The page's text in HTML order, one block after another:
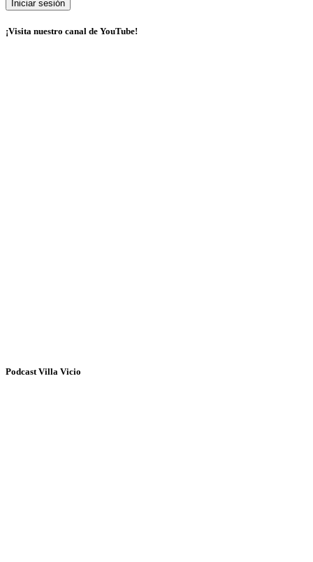
¡Visita nuestro canal de YouTube!
Podcast Villa Vicio